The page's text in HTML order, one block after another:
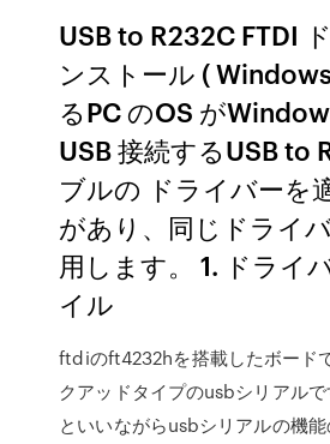
USB to R232C FTDI
ンストール (
るPC のOS が
USB 接続するUSB to
ブルの ドライバーを
があり、同じドライ
用します。 1. ドライ
イル
ftdiのft4232hを搭載したボード
クアッドタイプのusbシリアル
といいながらusbシリアルの機